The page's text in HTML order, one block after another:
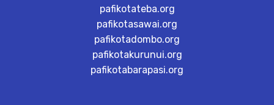
pafikotateba.org
pafikotasawai.org
pafikotadombo.org
pafikotakurunui.org
pafikotabarapasi.org